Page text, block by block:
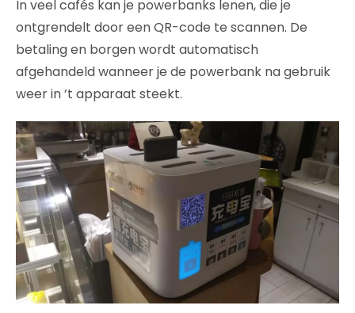
In veel cafés kan je powerbanks lenen, die je
ontgrendelt door een QR-code te scannen. De
betaling en borgen wordt automatisch
afgehandeld wanneer je de powerbank na gebruik
weer in ’t apparaat steekt.